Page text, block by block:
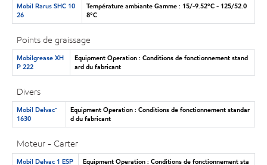
Mobil Rarus SHC 10
26
Température ambiante Gamme : 15/-9.52°C - 125/52.0
8°C
Points de graissage
Mobilgrease XH
P 222
Equipment Operation : Conditions de fonctionnement stand
ard du fabricant
Divers
Mobil Delvac™
1630
Equipment Operation : Conditions de fonctionnement standar
d du fabricant
Moteur - Carter
Mobil Delvac 1 ESP
Equipment Operation : Conditions de fonctionnement sta